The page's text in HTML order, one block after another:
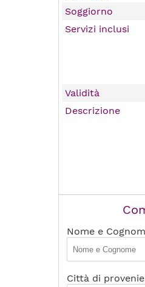
Soggiorno
Servizi inclusi
Validità
Descrizione
Nome e
Città di